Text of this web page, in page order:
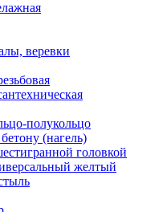
веревки
полукольцо
(нагель)
головкой
желтый